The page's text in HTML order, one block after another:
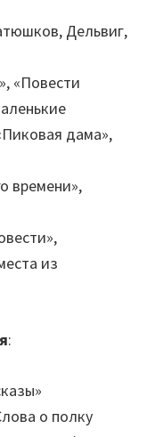
Дельвиг,
«Повести
дама»,
времени»,
из
:
о полку